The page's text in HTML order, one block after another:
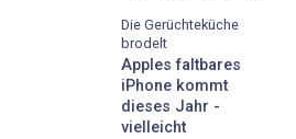
Die Gerüchteküche
brodelt
Apples faltbares
iPhone kommt
dieses Jahr -
vielleicht